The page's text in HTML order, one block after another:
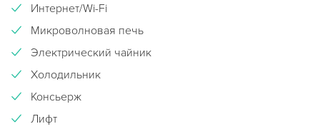
Интернет/Wi-Fi
Микроволновая печь
Электрический чайник
Холодильник
Консьерж
Лифт